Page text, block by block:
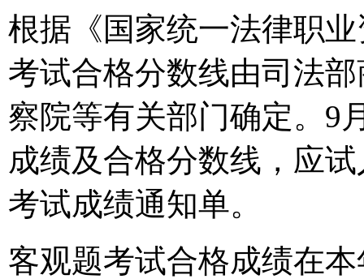
根据《国家统一法律职
考试合格分数线由司法
察院等有关部门确定。9
成绩及合格分数线，应
考试成绩通知单。
客观题考试合格成绩在